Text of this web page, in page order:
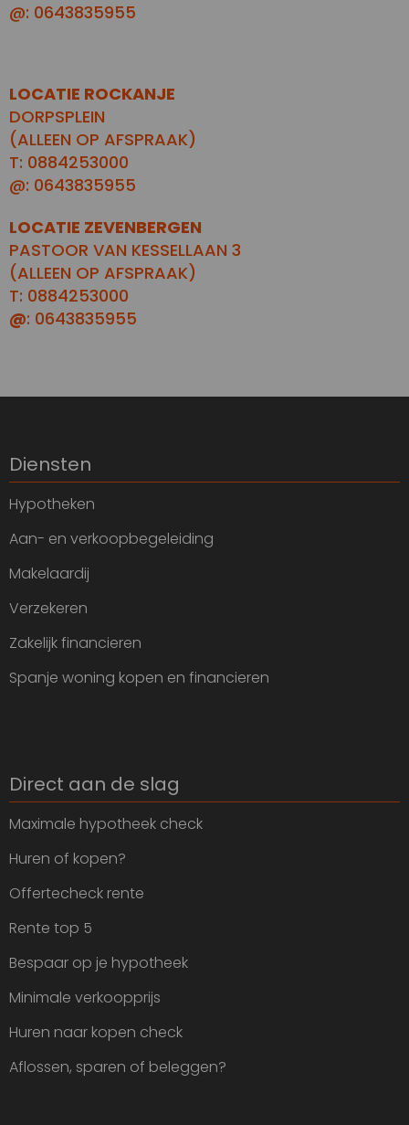
@: 0643835955
LOCATIE ROCKANJE
DORPSPLEIN
(ALLEEN OP AFSPRAAK)
T: 0884253000
@: 0643835955
LOCATIE ZEVENBERGEN
PASTOOR VAN KESSELLAAN 3
(ALLEEN OP AFSPRAAK)
T: 0884253000
@: 0643835955
Diensten
Hypotheken
Aan- en verkoopbegeleiding
Makelaardij
Verzekeren
Zakelijk financieren
Spanje woning kopen en financieren
Direct aan de slag
Maximale hypotheek check
Huren of kopen?
Offertecheck rente
Rente top 5
Bespaar op je hypotheek
Minimale verkoopprijs
Huren naar kopen check
Aflossen, sparen of beleggen?